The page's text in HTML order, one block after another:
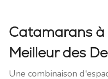
Catamarans
Meilleur des
Une combinaison